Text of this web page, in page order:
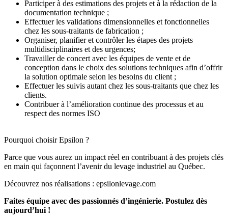
Participer à des estimations des projets et à la rédaction de la
documentation technique ;
Effectuer les validations dimensionnelles et fonctionnelles
chez les sous-traitants de fabrication ;
Organiser, planifier et contrôler les étapes des projets
multidisciplinaires et des urgences;
Travailler de concert avec les équipes de vente et de
conception dans le choix des solutions techniques afin d’offrir
la solution optimale selon les besoins du client ;
Effectuer les suivis autant chez les sous-traitants que chez les
clients.
Contribuer à l’amélioration continue des processus et au
respect des normes ISO
Pourquoi choisir Epsilon ?
Parce que vous aurez un impact réel en contribuant à des projets clés
en main qui façonnent l’avenir du levage industriel au Québec.
Découvrez nos réalisations : epsilonlevage.com
Faites équipe avec des passionnés d’ingénierie. Postulez dès
aujourd’hui !